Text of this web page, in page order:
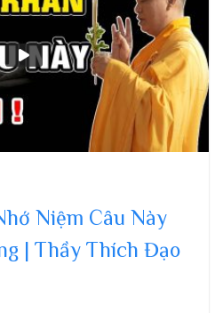
Niệm Câu Này
| Thầy Thích Đạo